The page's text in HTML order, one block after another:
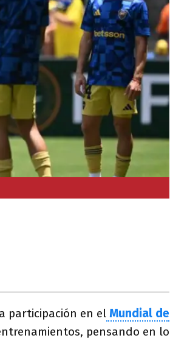
participación en el Mundial de
pensando en lo